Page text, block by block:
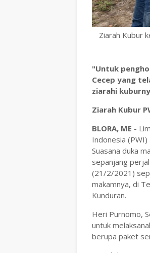
Ziarah Kubur
"Untuk
Cecep yang
ziarahi
Ziarah Kubur
BLORA, ME -
Indonesia (PWI)
Suasana duka
sepanjang
(21/2/2021)
makamnya, di
Kunduran.
Heri Purnomo,
untuk
berupa paket